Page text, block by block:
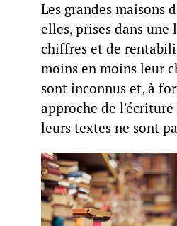
Les grandes maisons
elles, prises dans une
chiffres et de
moins en moins leur
sont inconnus et, à
approche de l'écriture
leurs textes ne sont